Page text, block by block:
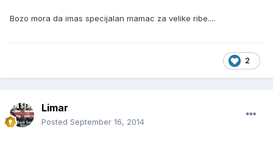
Bozo mora da imas specijalan mamac za velike ribe....
2
Limar
Posted September 16, 2014